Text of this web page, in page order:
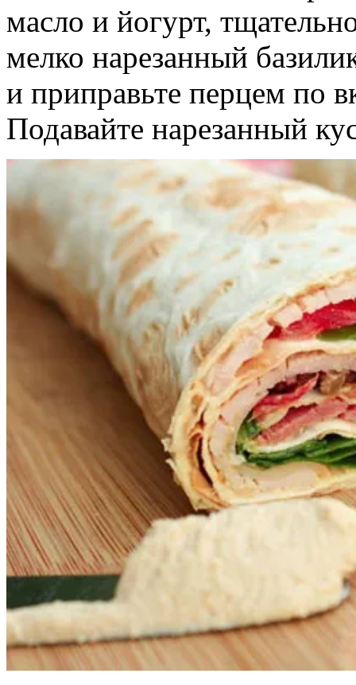
масло и йогурт,
мелко нарезанный
и приправьте перцем по
Подавайте нарезанный